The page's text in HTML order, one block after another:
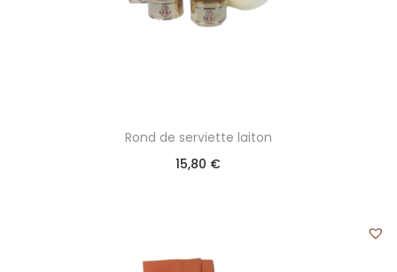
Rond de serviette laiton
15,80 €